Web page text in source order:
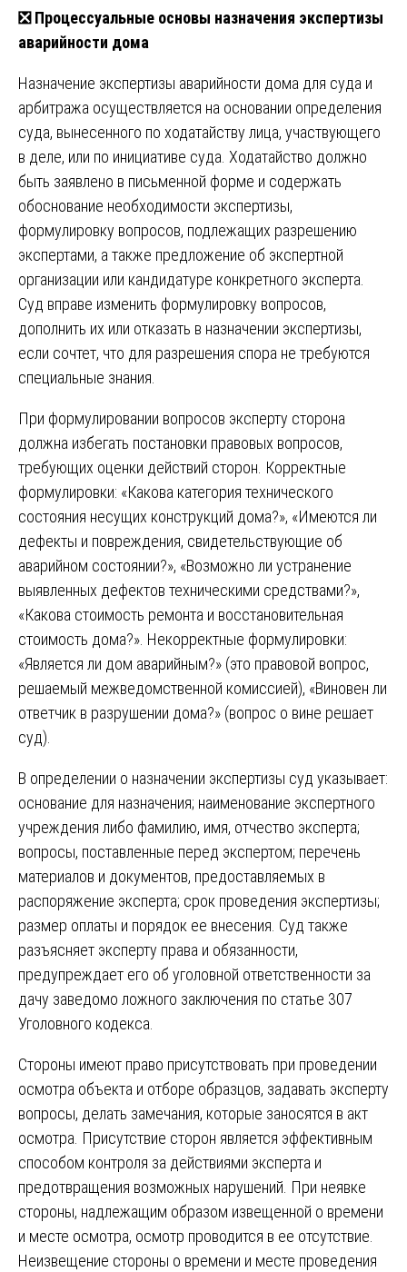
❎Процессуальные основы назначения экспертизы
аварийности дома
Назначение экспертизы аварийности дома для суда и
арбитража осуществляется на основании определения
суда, вынесенного по ходатайству лица, участвующего
в деле, или по инициативе суда. Ходатайство должно
быть заявлено в письменной форме и содержать
обоснование необходимости экспертизы,
формулировку вопросов, подлежащих разрешению
экспертами, а также предложение об экспертной
организации или кандидатуре конкретного эксперта.
Суд вправе изменить формулировку вопросов,
дополнить их или отказать в назначении экспертизы,
если сочтет, что для разрешения спора не требуются
специальные знания.
При формулировании вопросов эксперту сторона
должна избегать постановки правовых вопросов,
требующих оценки действий сторон. Корректные
формулировки: «Какова категория технического
состояния несущих конструкций дома?», «Имеются ли
дефекты и повреждения, свидетельствующие об
аварийном состоянии?», «Возможно ли устранение
выявленных дефектов техническими средствами?»,
«Какова стоимость ремонта и восстановительная
стоимость дома?». Некорректные формулировки:
«Является ли дом аварийным?» (это правовой вопрос,
решаемый межведомственной комиссией), «Виновен ли
ответчик в разрушении дома?» (вопрос о вине решает
суд).
В определении о назначении экспертизы суд указывает:
основание для назначения; наименование экспертного
учреждения либо фамилию, имя, отчество эксперта;
вопросы, поставленные перед экспертом; перечень
материалов и документов, предоставляемых в
распоряжение эксперта; срок проведения экспертизы;
размер оплаты и порядок ее внесения. Суд также
разъясняет эксперту права и обязанности,
предупреждает его об уголовной ответственности за
дачу заведомо ложного заключения по статье 307
Уголовного кодекса.
Стороны имеют право присутствовать при проведении
осмотра объекта и отборе образцов, задавать эксперту
вопросы, делать замечания, которые заносятся в акт
осмотра. Присутствие сторон является эффективным
способом контроля за действиями эксперта и
предотвращения возможных нарушений. При неявке
стороны, надлежащим образом извещенной о времени
и месте осмотра, осмотр проводится в ее отсутствие.
Неизвещение стороны о времени и месте проведения